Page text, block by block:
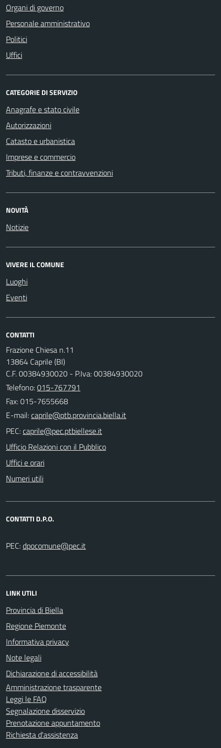
Organi di governo
Personale amministrativo
Politici
Uffici
CATEGORIE DI SERVIZIO
Anagrafe e stato civile
Autorizzazioni
Catasto e urbanistica
Imprese e commercio
Tributi, finanze e contravvenzioni
NOVITÀ
Notizie
VIVERE IL COMUNE
Luoghi
Eventi
CONTATTI
Frazione Chiesa n.11
13864 Caprile (BI)
C.F. 00384930020 - P.Iva: 00384930020
Telefono:015-767791
Fax: 015-7655668
E-mail:
PEC:
Ufficio Relazioni con il Pubblico
Uffici e orari
Numeri utili
CONTATTI D.P.O.
PEC:
LINK UTILI
Provincia di Biella
Regione Piemonte
Informativa privacy
Note legali
Dichiarazione di accessibilità
Amministrazione trasparente
Leggi le FAQ
Segnalazione disservizio
Prenotazione appuntamento
Richiesta d'assistenza